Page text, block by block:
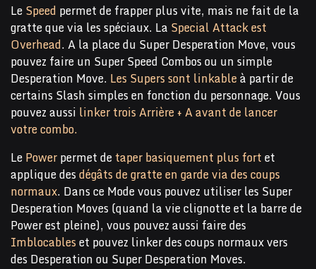
LeSpeed permet de frapper plus vite, mais ne fait de la
gratte que via les spéciaux. La Special Attack est
Overhead. A la place du Super Desperation Move, vous
pouvez faire un Super Speed Combos ou un simple
Desperation Move. Les Supers sont linkableà partir de
certains Slash simples en fonction du personnage. Vous
pouvez aussi linker trois Arrière + A avant de lancer
votre combo.
LePowerpermet detaper basiquement plus fortet
applique desdégâts de gratte en garde via des coups
normaux. Dans ce Mode vous pouvez utiliser les Super
Desperation Moves (quand la vie clignotte et la barre de
Power est pleine), vous pouvez aussi faire des
Imblocableset pouvez linker des coups normaux vers
des Desperation ou Super Desperation Moves.